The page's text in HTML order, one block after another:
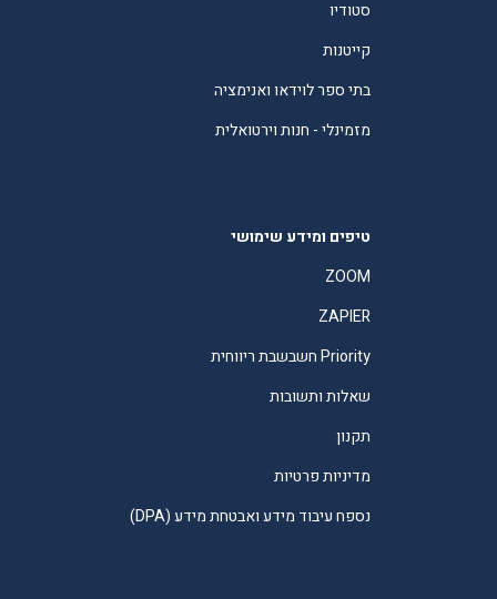
סטודיו
קייטנות
בתי ספר לוידאו ואנימציה
מזמינלי - חנות וירטואלית
טיפים ומידע שימושי
ZOOM
ZAPIER
Priority חשבשבת ריווחית
שאלות ותשובות
תקנון
מדיניות פרטיות
נספח עיבוד מידע ואבטחת מידע (DPA)